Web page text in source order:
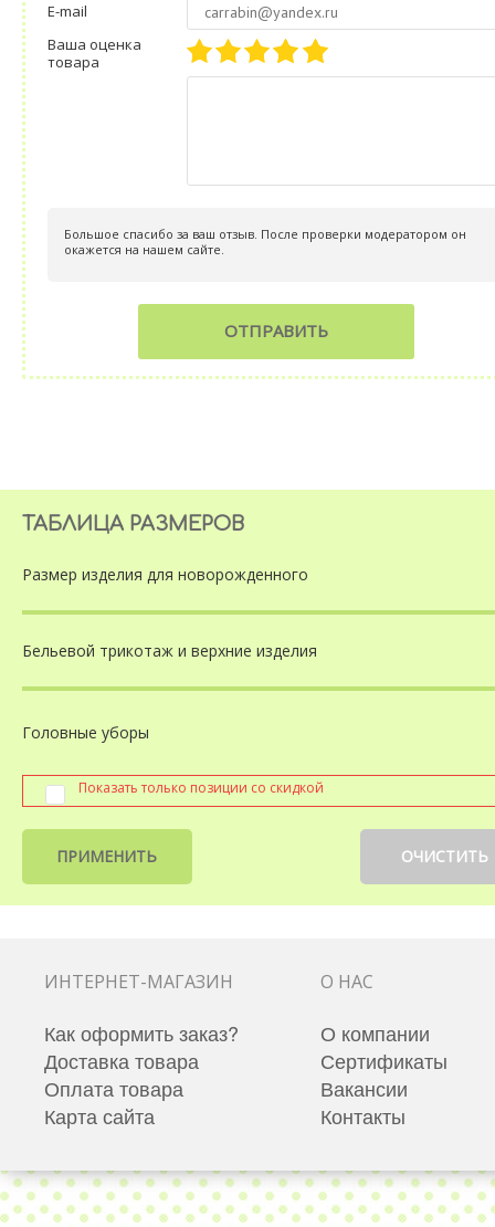
E-mail
Ваша оценка
товара
Большое спасибо за ваш отзыв. После проверки модератором он
окажется на нашем сайте.
ОТПРАВИТЬ
ТАБЛИЦА РАЗМЕРОВ
Размер изделия для новорожденного
Бельевой трикотаж и верхние изделия
Головные уборы
Показать только позиции со скидкой
ПРИМЕНИТЬ ОЧИСТИТЬ
ИНТЕРНЕТ-МАГАЗИН
Как оформить заказ?
Доставка товара
Оплата товара
Карта сайта
О НАС
О компании
Сертификаты
Вакансии
Контакты